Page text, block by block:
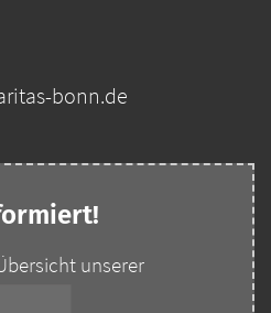
bonn.de
unserer